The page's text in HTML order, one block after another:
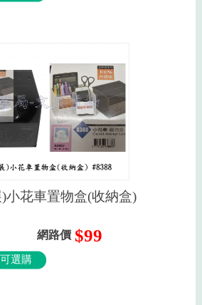
小花車置物盒(收納盒)
網路價 $99
選購